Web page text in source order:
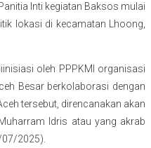
Inti kegiatan Baksos mulai
lokasi di kecamatan Lhoong,
oleh PPPKMI organisasi
Besar berkolaborasi dengan
tersebut, direncanakan akan
Idris atau yang akrab
2025).